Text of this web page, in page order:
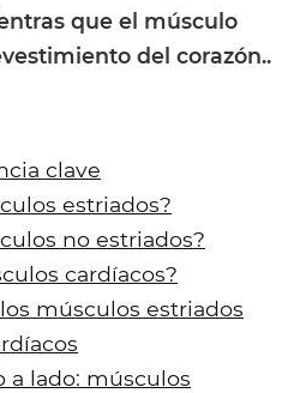
que el músculo
del corazón..
clave
estriados?
no estriados?
cardíacos?
músculos estriados
a lado: músculos